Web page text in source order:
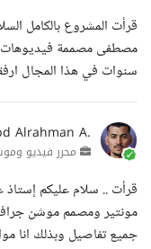
قرأت المشروع بالكامل
سنوات في هذا المجال
Alrahman A.
محرر فيديو
قرأت .. سلام عليكم إستاذ
مونتير ومصمم موشن
جميع تفاصيل وبذلك انا